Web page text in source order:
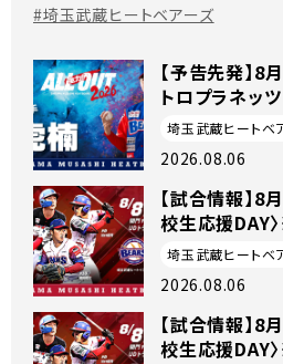
#埼玉武蔵ヒートベアーズ
【予告先発】8
トロプラネッツ
埼玉武蔵ヒートベ
2026.08.06
【試合情報】8
校生応援DAY
埼玉武蔵ヒートベ
2026.08.06
【試合情報】8
校生応援DAY